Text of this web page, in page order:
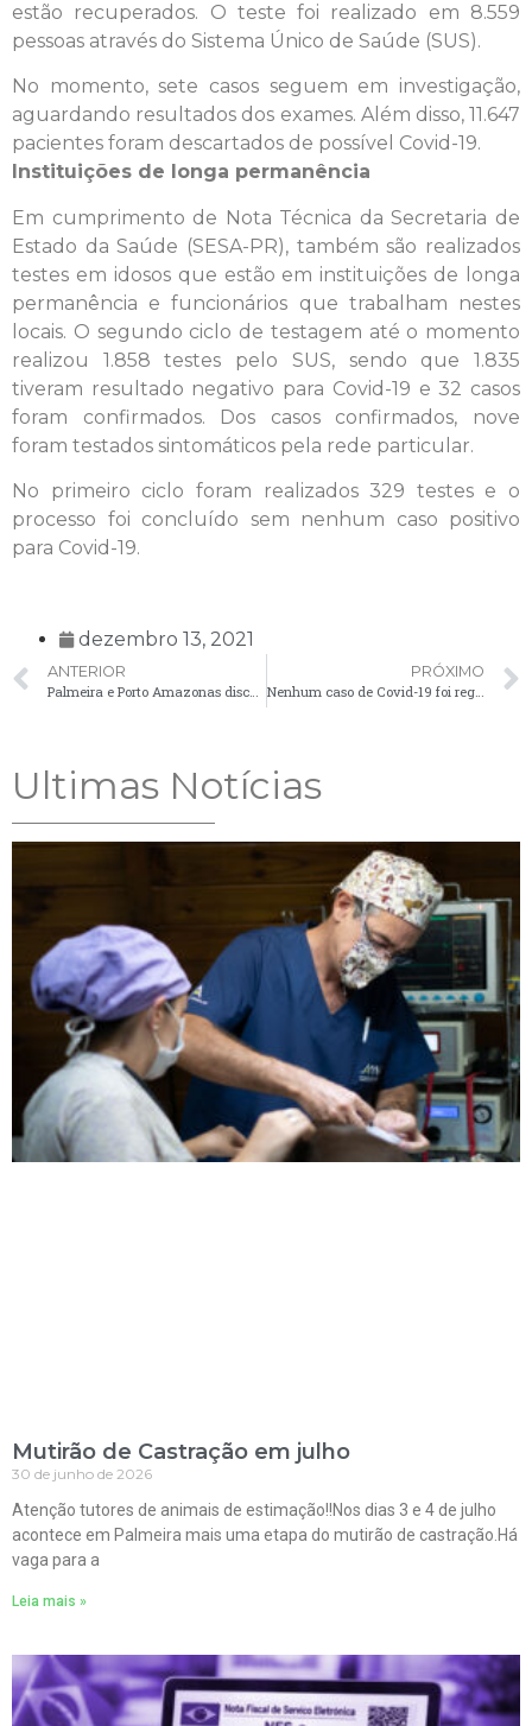
estão recuperados. O teste foi realizado em 8.559
pessoas através do Sistema Único de Saúde (SUS).
No momento, sete casos seguem em investigação,
aguardando resultados dos exames. Além disso, 11.647
pacientes foram descartados de possível Covid-19.
Instituições de longa permanência
Em cumprimento de Nota Técnica da Secretaria de
Estado da Saúde (SESA-PR), também são realizados
testes em idosos que estão em instituições de longa
permanência e funcionários que trabalham nestes
locais. O segundo ciclo de testagem até o momento
realizou 1.858 testes pelo SUS, sendo que 1.835
tiveram resultado negativo para Covid-19 e 32 casos
foram confirmados. Dos casos confirmados, nove
foram testados sintomáticos pela rede particular.
No primeiro ciclo foram realizados 329 testes e o
processo foi concluído sem nenhum caso positivo
para Covid-19.
dezembro 13, 2021
ANTERIOR
Palmeira e Porto Amazonas discutem elevação da Comarca para agilizar processos judiciais
PRÓXIMO
Nenhum caso de Covid-19 foi registrado em Palmeira nas últimas 24 horas
Ultimas Notícias
Mutirão de Castração em julho
30 de junho de 2026
Atenção tutores de animais de estimação!!Nos dias 3 e 4 de julho
acontece em Palmeira mais uma etapa do mutirão de castração.Há
vaga para a
Leia mais »